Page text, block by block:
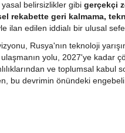
belirsizlikler gibi gerçekçi
rekabette geri kalmama,
ilan edilen iddialı bir ulusal
Rusya'nın teknoloji
yolu, 2027'ye kadar
ve toplumsal kabul
bu devrimin önündeki engebeli